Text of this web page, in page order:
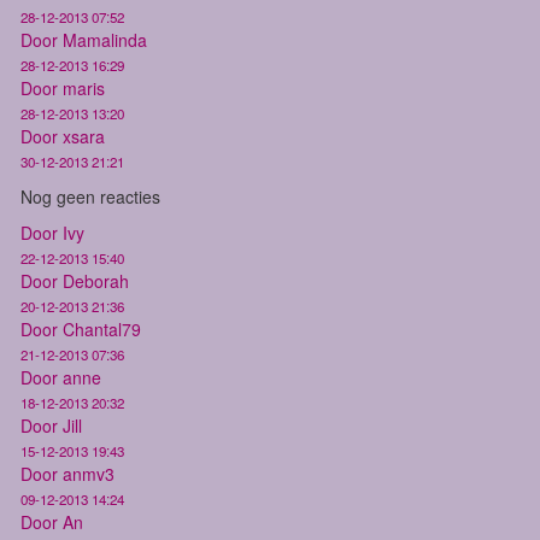
28-12-2013 07:52
Door Mamalinda
28-12-2013 16:29
Door maris
28-12-2013 13:20
Door xsara
30-12-2013 21:21
Nog geen reacties
Door Ivy
22-12-2013 15:40
Door Deborah
20-12-2013 21:36
Door Chantal79
21-12-2013 07:36
Door anne
18-12-2013 20:32
Door Jill
15-12-2013 19:43
Door anmv3
09-12-2013 14:24
Door An